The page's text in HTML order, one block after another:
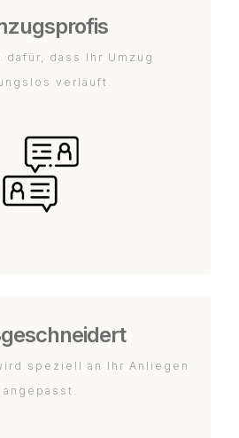
dafür, dass Ihr Umzug
verläuft.
speziell an Ihr Anliegen
angepasst.